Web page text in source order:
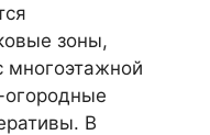
зоны,
многоэтажной
огородные
В